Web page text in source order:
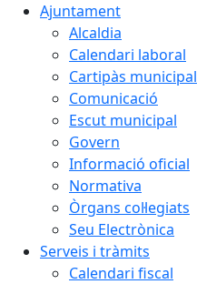
Ajuntament
Alcaldia
Calendari laboral
Cartipàs municipal
Comunicació
Escut municipal
Govern
Informació oficial
Normativa
Òrgans col·legiats
Seu Electrònica
Serveis i tràmits
Calendari fiscal